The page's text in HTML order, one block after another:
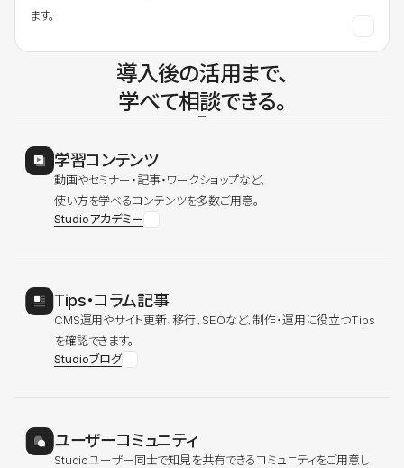
ます。
導入後の活用まで、
学べて相談できる。
学習コンテンツ
動画やセミナー・記事・ワークショップなど、
使い方を学べるコンテンツを多数ご用意。
Studioアカデミー
Tips・コラム記事
CMS運用やサイト更新、移行、SEOなど、制作・運用に役立つTips
を確認できます。
Studioブログ
ユーザーコミュニティ
Studioユーザー同士で知見を共有できるコミュニティをご用意し